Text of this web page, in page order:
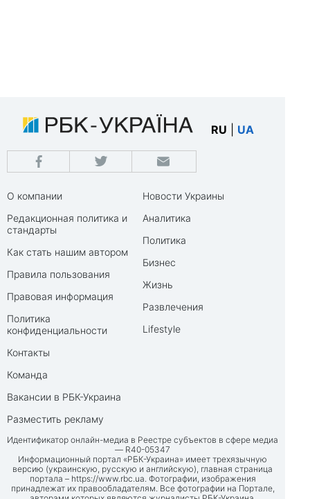
RU UA
О компании
Редакционная политика и
стандарты
Как стать нашим автором
Правила пользования
Правовая информация
Политика
конфиденциальности
Контакты
Команда
Вакансии в РБК-Украина
Разместить рекламу
Новости Украины
Аналитика
Политика
Бизнес
Жизнь
Развлечения
Lifestyle
Идентификатор онлайн-медиа в Реестре субъектов в сфере медиа
— R40-05347
Информационный портал «РБК-Украина» имеет трехязычную
версию (украинскую, русскую и английскую), главная страница
портала – https://www.rbc.ua. Фотографии, изображения
принадлежат их правообладателям. Все фотографии на Портале,